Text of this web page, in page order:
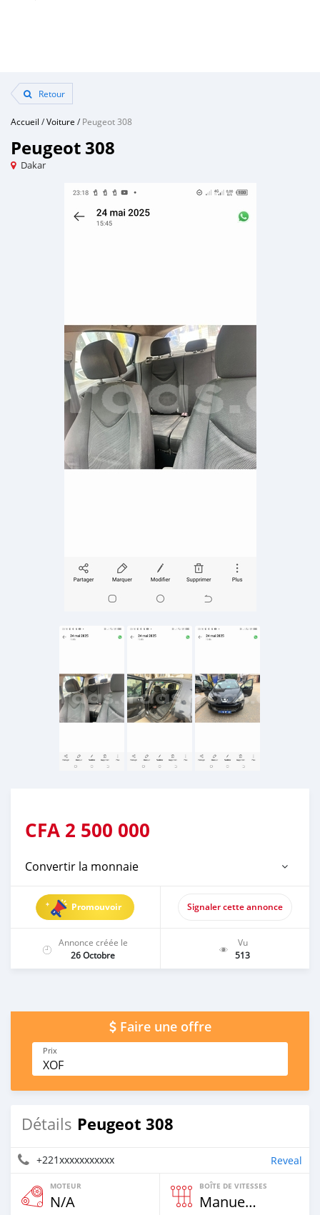
Retour
Accueil /Voiture /Peugeot 308
Peugeot 308
Dakar
CFA 2 500 000
Convertir la monnaie
Promouvoir Signaler cette annonce
Annonce créée le
26 Octobre
Vu
513
Faire une offre
Prix
XOF
Détails Peugeot 308
+221xxxxxxxxxxx Reveal
MOTEUR
N/A
BOÎTE DE VITESSES
Manuelle